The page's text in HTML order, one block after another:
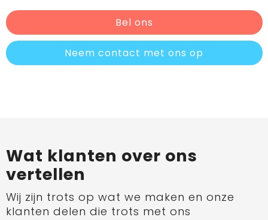
Bel ons
Neem contact met ons op
Wat klanten over ons
vertellen
Wij zijn trots op wat we maken en onze
klanten delen die trots met ons